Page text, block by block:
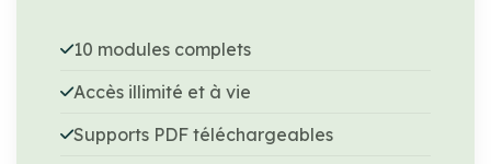
10 modules complets
Accès illimité et à vie
Supports PDF téléchargeables